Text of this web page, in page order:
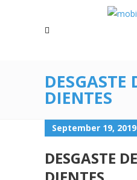
DESGASTE
DIENTES
September 19, 2019
DESGASTE